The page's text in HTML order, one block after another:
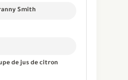
Smith
de jus de citron